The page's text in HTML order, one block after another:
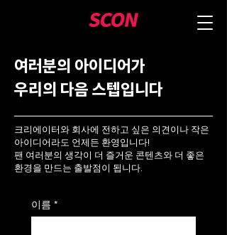
여러분의 아이디어가
우리의 다음 스텝입니다
크리에이터와 회사에 전하고 싶은 의견이나 작은
아이디어라도 언제든 환영입니다!
팬 여러분의 생각이 더 즐거운 콘텐츠와 더 좋은
환경을 만드는 출발점이 됩니다.
이름 *